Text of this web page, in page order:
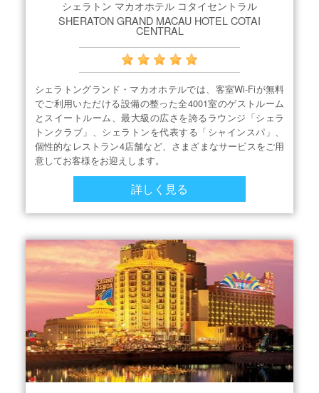
シェラトン マカオホテル コタイセントラル
SHERATON GRAND MACAU HOTEL COTAI
CENTRAL
シェラトングランド・マカオホテルでは、客室Wi-Fiが無料
でご利用いただける設備の整った全4001室のゲストルーム
とスイートルーム、最大級の広さを誇るラウンジ「シェラ
トンクラブ」、シェラトンを代表する「シャインスパ」、
個性的なレストラン4店舗など、さまざまなサービスをご用
意してお客様をお迎えします。
詳しく見る